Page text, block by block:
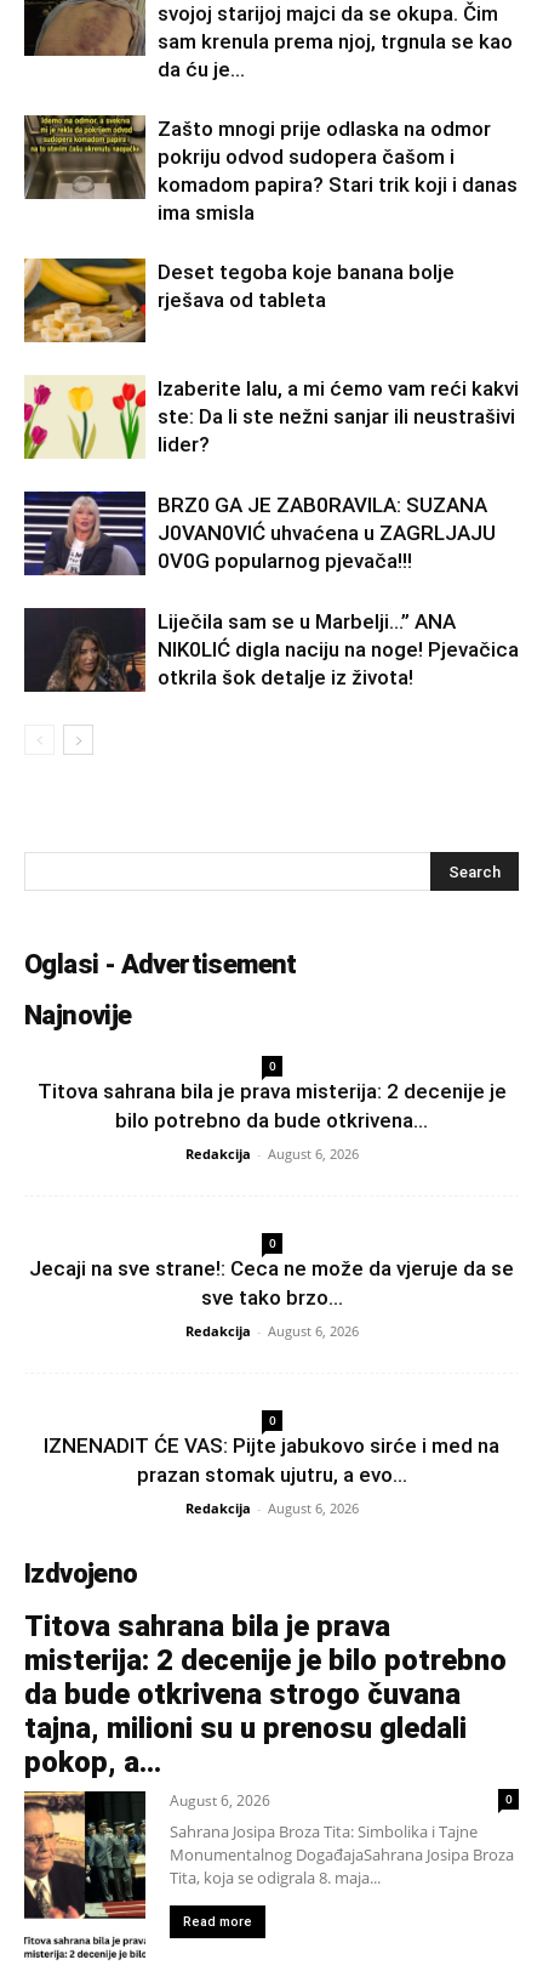
svojoj starijoj majci da se okupa. Čim
sam krenula prema njoj, trgnula se kao
da ću je...
Zašto mnogi prije odlaska na odmor
pokriju odvod sudopera čašom i
komadom papira? Stari trik koji i danas
ima smisla
Deset tegoba koje banana bolje
rješava od tableta
Izaberite lalu, a mi ćemo vam reći kakvi
ste: Da li ste nežni sanjar ili neustrašivi
lider?
BRZ0 GA JE ZAB0RAVlLA: SUZANA
J0VAN0VIĆ uhvaćena u ZAGRLJAJU
0V0G popularnog pjevača!!!
Liječila sam se u Marbelji…” ANA
NlK0LlĆ digla naciju na noge! Pjevačica
otkrila šok detalje iz života!
Oglasi - Advertisement
Najnovije
0
Titova sahrana bila je prava misterija: 2 decenije je
bilo potrebno da bude otkrivena...
Redakcija - August 6, 2026
0
Jecaji na sve strane!: Ceca ne može da vjeruje da se
sve tako brzo...
Redakcija - August 6, 2026
0
IZNENADIT ĆE VAS: Pijte jabukovo sirće i med na
prazan stomak ujutru, a evo...
Redakcija - August 6, 2026
Izdvojeno
Titova sahrana bila je prava
misterija: 2 decenije je bilo potrebno
da bude otkrivena strogo čuvana
tajna, milioni su u prenosu gledali
pokop, a...
August 6, 2026 0
Sahrana Josipa Broza Tita: Simbolika i Tajne
Monumentalnog DogađajaSahrana Josipa Broza
Tita, koja se odigrala 8. maja...
Read more